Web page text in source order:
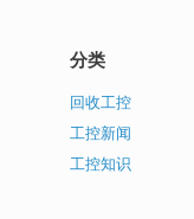
分类
回收工控
工控新闻
工控知识